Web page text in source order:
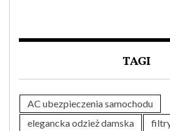
TAGI
AC ubezpieczenia samochodu
elegancka odzież damska